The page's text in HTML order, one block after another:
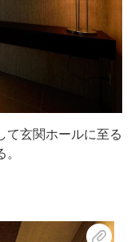
て玄関ホールに至る